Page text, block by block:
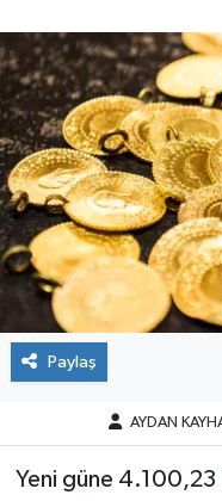
Paylaş
AYDAN
Yeni güne 4.100,23